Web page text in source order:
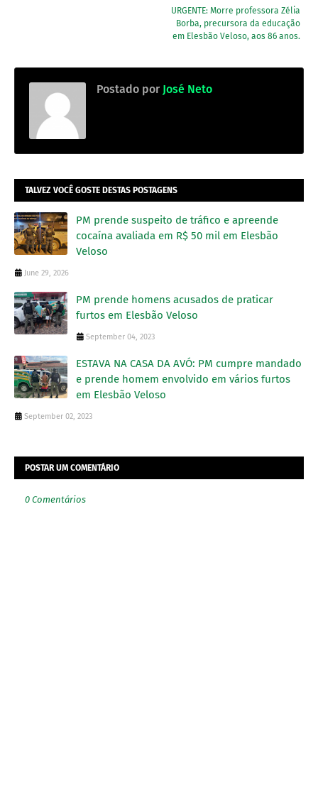
URGENTE: Morre professora Zélia
Borba, precursora da educação
em Elesbão Veloso, aos 86 anos.
Postado por José Neto
TALVEZ VOCÊ GOSTE DESTAS POSTAGENS
PM prende suspeito de tráfico e apreende
cocaína avaliada em R$ 50 mil em Elesbão
Veloso
June 29, 2026
PM prende homens acusados de praticar
furtos em Elesbão Veloso
September 04, 2023
ESTAVA NA CASA DA AVÓ: PM cumpre mandado
e prende homem envolvido em vários furtos
em Elesbão Veloso
September 02, 2023
POSTAR UM COMENTÁRIO
0 Comentários